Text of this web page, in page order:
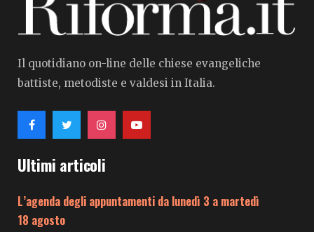
Il quotidiano on-line delle chiese evangeliche
battiste, metodiste e valdesi in Italia.
Ultimi articoli
L’agenda degli appuntamenti da lunedì 3 a martedì
18 agosto